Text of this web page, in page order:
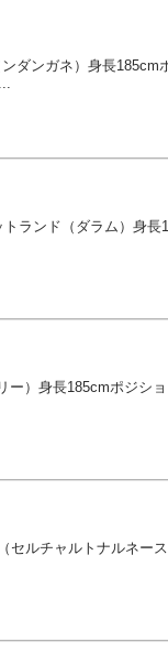
ダンガネ）身長185cm
ランド（ダラム）身
）身長185cmポジシ
セルチャルトナルネー